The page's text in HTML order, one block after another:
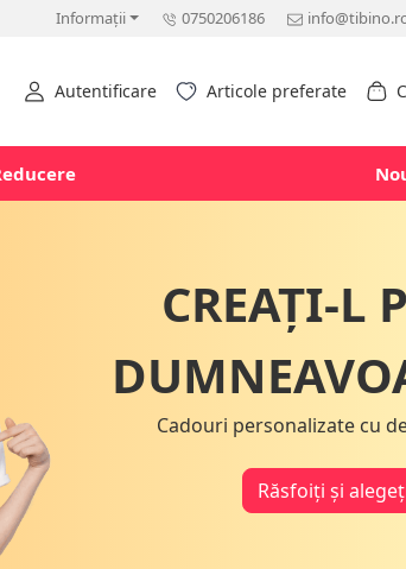
Informații 0750206186
Autentificare Articole preferate
CREAȚI-L
Cadouri personalizate cu
Răsfoiți și